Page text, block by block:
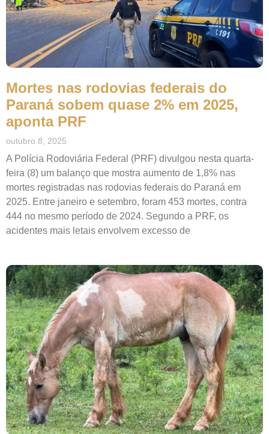
Mortes nas rodovias federais do
Paraná sobem quase 2% em 2025,
aponta PRF
outubro 8, 2025
A Polícia Rodoviária Federal (PRF) divulgou nesta quarta-
feira (8) um balanço que mostra aumento de 1,8% nas
mortes registradas nas rodovias federais do Paraná em
2025. Entre janeiro e setembro, foram 453 mortes, contra
444 no mesmo período de 2024. Segundo a PRF, os
acidentes mais letais envolvem excesso de